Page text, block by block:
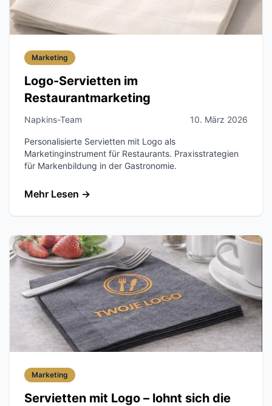
Marketing
Logo-Servietten im
Restaurantmarketing
Napkins-Team 10. März 2026
Personalisierte Servietten mit Logo als
Marketinginstrument für Restaurants. Praxisstrategien
für Markenbildung in der Gastronomie.
Mehr Lesen →
Marketing
Servietten mit Logo – lohnt sich die